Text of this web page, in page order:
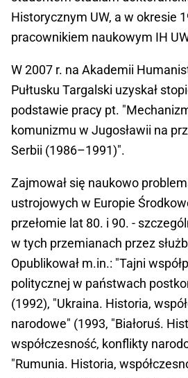
Historycznym UW, a w okresie
pracownikiem naukowym IH
W 2007 r. na Akademii
Pułtusku Targalski uzyskał
podstawie pracy pt.
komunizmu w Jugosławii na
Serbii (1986–1991)".
Zajmował się naukowo
ustrojowych w Europie
przełomie lat 80. i 90. -
w tych przemianach przez
Opublikował m.in.: "Tajni
politycznej w państwach
(1992), "Ukraina. Historia,
narodowe" (1993, "Białoruś.
współczesność, konflikty
"Rumunia. Historia,